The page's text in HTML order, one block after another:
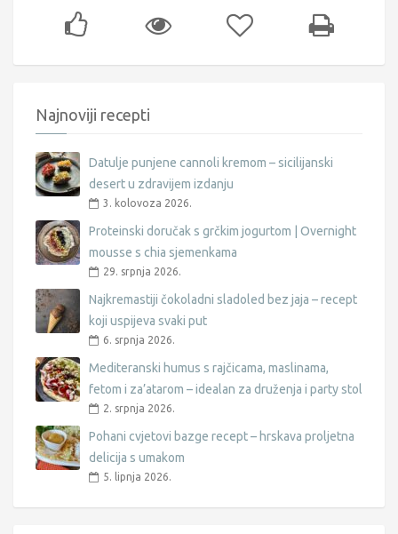
Najnoviji recepti
Datulje punjene cannoli kremom – sicilijanski
desert u zdravijem izdanju
3. kolovoza 2026.
Proteinski doručak s grčkim jogurtom | Overnight
mousse s chia sjemenkama
29. srpnja 2026.
Najkremastiji čokoladni sladoled bez jaja – recept
koji uspijeva svaki put
6. srpnja 2026.
Mediteranski humus s rajčicama, maslinama,
fetom i za’atarom – idealan za druženja i party stol
2. srpnja 2026.
Pohani cvjetovi bazge recept – hrskava proljetna
delicija s umakom
5. lipnja 2026.